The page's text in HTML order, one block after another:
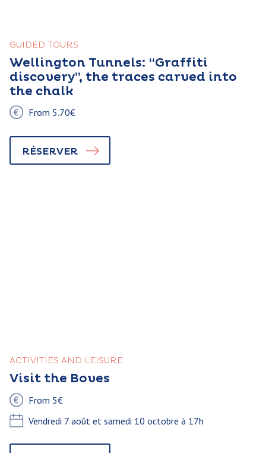
GUIDED TOURS
Wellington Tunnels: “Graffiti
discovery”, the traces carved into
the chalk
From 5.70€
RÉSERVER
ACTIVITIES AND LEISURE
Visit the Boves
From 5€
Vendredi 7 août et samedi 10 octobre à 17h